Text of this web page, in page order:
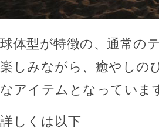
球体型が特徴の、通常の
楽しみながら、癒やしの
なアイテムとなっていま
詳しくは以下